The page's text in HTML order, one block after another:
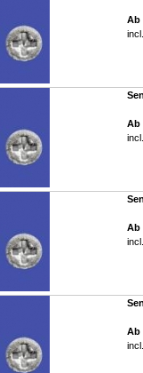
Ab
Ab
Ab
Ab